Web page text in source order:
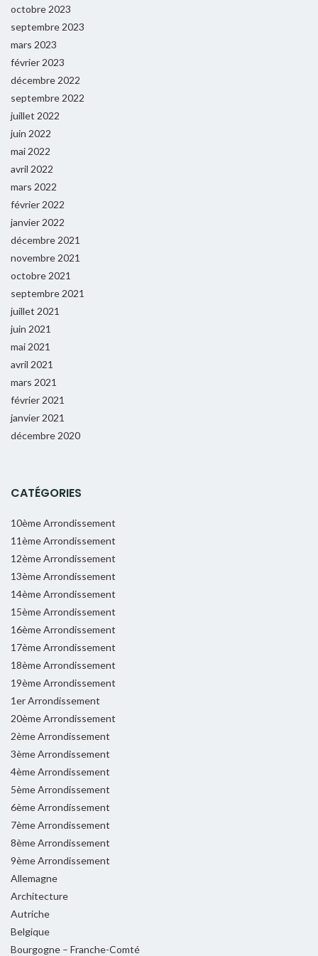
octobre 2023
septembre 2023
mars 2023
février 2023
décembre 2022
septembre 2022
juillet 2022
juin 2022
mai 2022
avril 2022
mars 2022
février 2022
janvier 2022
décembre 2021
novembre 2021
octobre 2021
septembre 2021
juillet 2021
juin 2021
mai 2021
avril 2021
mars 2021
février 2021
janvier 2021
décembre 2020
CATÉGORIES
10ème Arrondissement
11ème Arrondissement
12ème Arrondissement
13ème Arrondissement
14ème Arrondissement
15ème Arrondissement
16ème Arrondissement
17ème Arrondissement
18ème Arrondissement
19ème Arrondissement
1er Arrondissement
20ème Arrondissement
2ème Arrondissement
3ème Arrondissement
4ème Arrondissement
5ème Arrondissement
6ème Arrondissement
7ème Arrondissement
8ème Arrondissement
9ème Arrondissement
Allemagne
Architecture
Autriche
Belgique
Bourgogne – Franche-Comté